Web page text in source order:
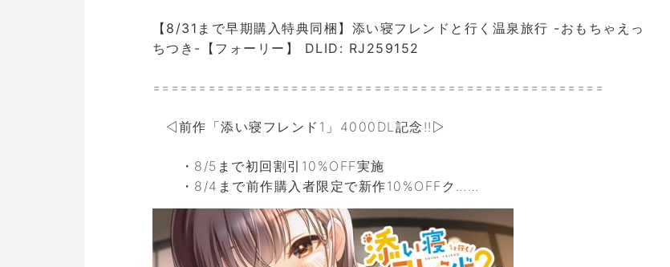
【8/31まで早期購入特典同梱】添い寝フレンドと行く温泉旅行 -おもちゃえっ
ちつき-【フォーリー】 DLID: RJ259152
=================================================
◁前作「添い寝フレンド1」4000DL記念!!▷
・8/5まで初回割引10%OFF実施
・8/4まで前作購入者限定で新作10%OFFク……